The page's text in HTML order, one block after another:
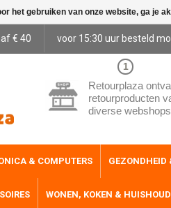
€ 40 voor 15:30 uur besteld
1
Retourplaza
retourproducten
diverse webshops
& COMPUTERS GEZONDHEID
WONEN, KOKEN &
het gebruiken van onze website, ga je